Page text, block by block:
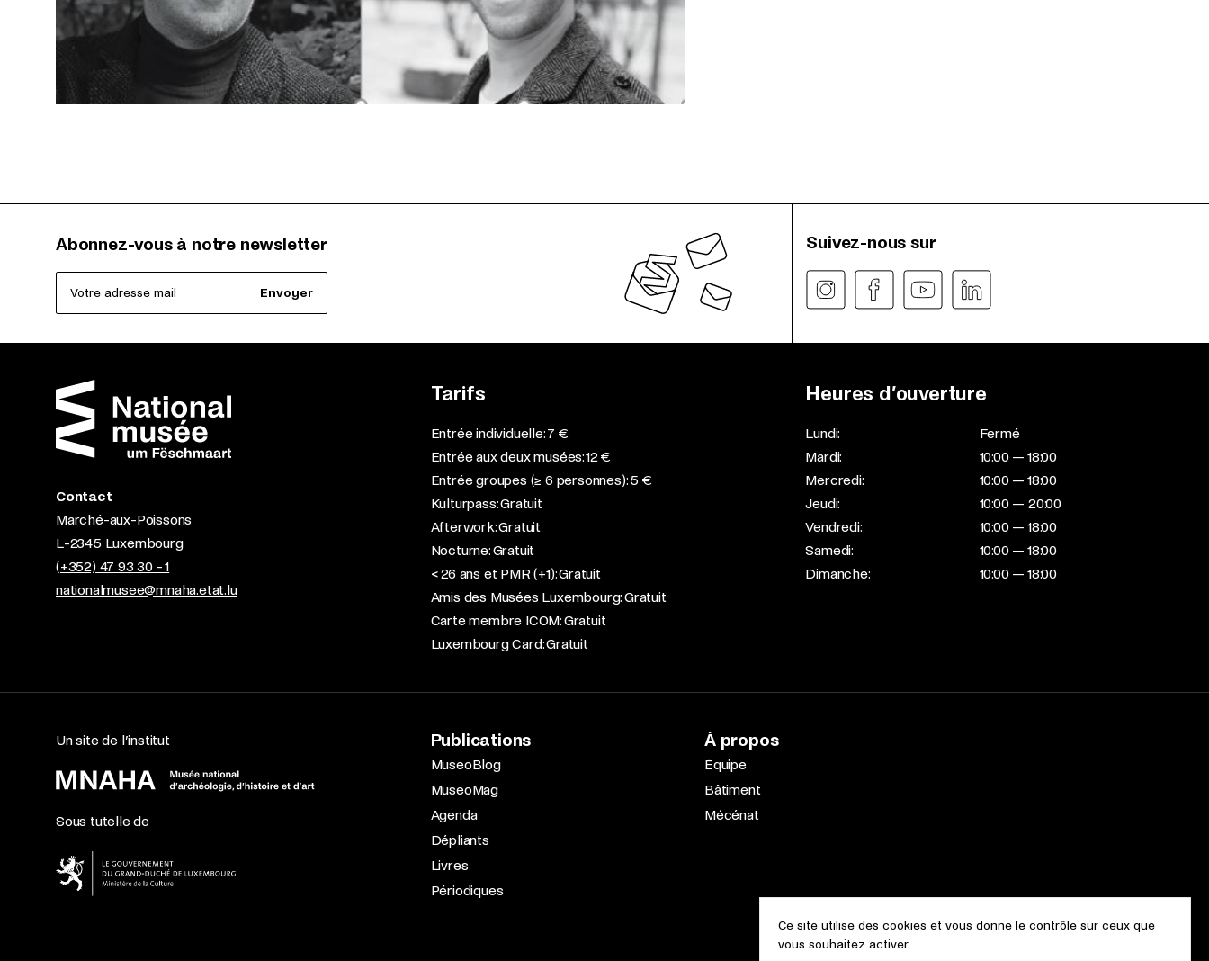
Abonnez-vous à notre newsletter
Votre adresse mail Envoyer
Suivez-nous sur
Contact
Marché-aux-Poissons
L-2345 Luxembourg
(+352) 47 93 30 - 1
nationalmusee@mnaha.etat.lu
Tarifs
Entrée individuelle: 7 €
Entrée aux deux musées: 12 €
Entrée groupes (≥ 6 personnes): 5 €
Kulturpass: Gratuit
Afterwork: Gratuit
Nocturne: Gratuit
< 26 ans et PMR (+1): Gratuit
Amis des Musées Luxembourg: Gratuit
Carte membre ICOM: Gratuit
Luxembourg Card: Gratuit
Heures d’ouverture
Lundi:
Fermé
Mardi:
10:00 — 18:00
Mercredi:
10:00 — 18:00
Jeudi:
10:00 — 20:00
Vendredi:
10:00 — 18:00
Samedi:
10:00 — 18:00
Dimanche:
10:00 — 18:00
Un site de l’institut
Sous tutelle de
Publications
MuseoBlog
MuseoMag
Agenda
Dépliants
Livres
Périodiques
À propos
Équipe
Bâtiment
Mécénat
Ce site utilise des cookies et vous donne le contrôle sur ceux que
vous souhaitez activer